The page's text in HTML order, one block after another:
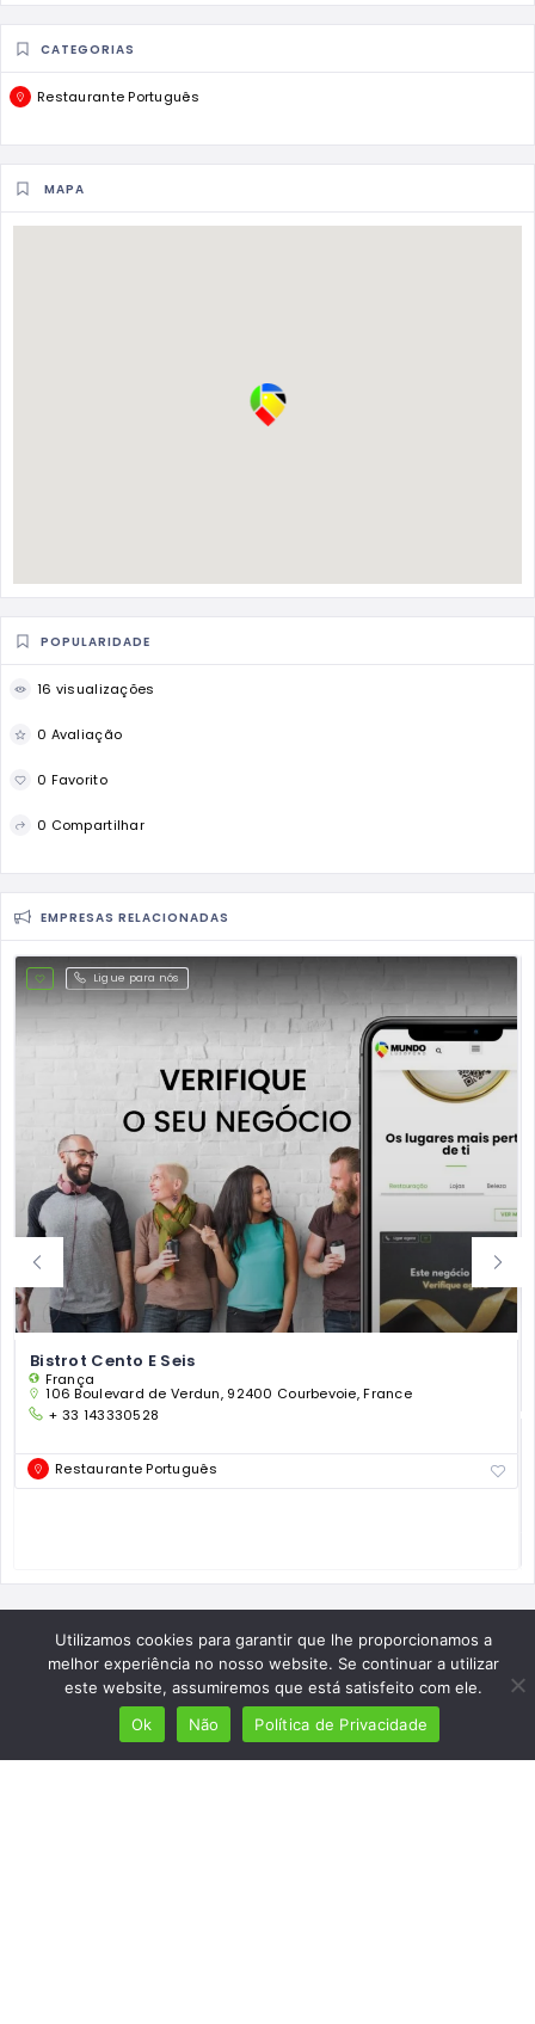
CATEGORIAS
Restaurante Português
MAPA
POPULARIDADE
16 visualizações
0 Avaliação
0 Favorito
0 Compartilhar
EMPRESAS RELACIONADAS
Ligue para nós
Bistrot Cento E Seis
França
106 Boulevard de Verdun, 92400 Courbevoie, France
+ 33 143330528
Restaurante Português
Utilizamos cookies para garantir que lhe proporcionamos a
melhor experiência no nosso website. Se continuar a utilizar
este website, assumiremos que está satisfeito com ele.
Ok
Não Política de Privacidade